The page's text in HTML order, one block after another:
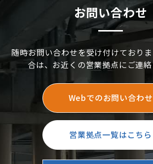
お問い合わせ
随時お問い合わせを受け付けており
合は、お近くの営業拠点にご連
Webでのお問い合わせ
営業拠点一覧はこちら